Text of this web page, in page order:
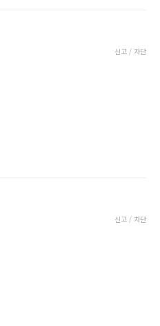
신고 / 차단
신고 / 차단